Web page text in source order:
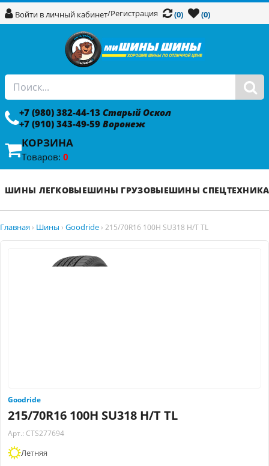
Войти в личный кабинет/Регистрация (0) (0)
+7 (980) 382-44-13 Старый Оскол
+7 (910) 343-49-59 Воронеж
КОРЗИНА
Товаров: 0
ШИНЫ ЛЕГКОВЫЕШИНЫ ГРУЗОВЫЕШИНЫ СПЕЦТЕХНИКА
Главная › Шины › Goodride › 215/70R16 100H SU318 H/T TL
Goodride
215/70R16 100H SU318 H/T TL
Арт.: CTS277694
Летняя